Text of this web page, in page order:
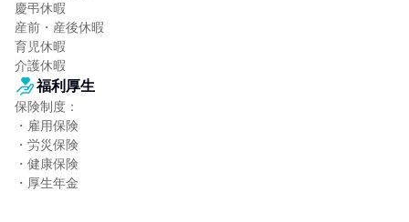
慶弔休暇
産前・産後休暇
育児休暇
介護休暇
福利厚生
保険制度：
・雇用保険
・労災保険
・健康保険
・厚生年金